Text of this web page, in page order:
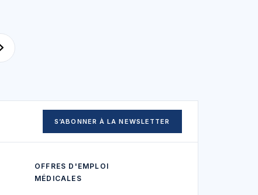
S’ABONNER À LA NEWSLETTER
OFFRES D'EMPLOI
MÉDICALES